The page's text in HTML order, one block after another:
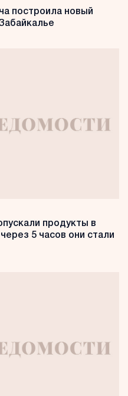
построила новый
продукты в
5 часов они стали